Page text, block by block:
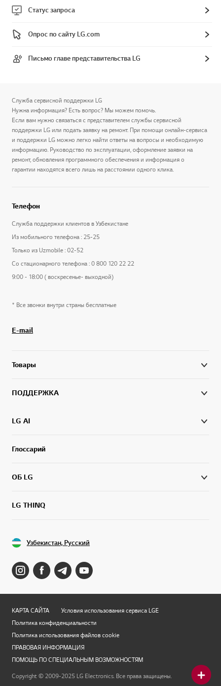
Статус запроса
Опрос по сайту LG.com
Письмо главе представительства LG
Служба сервисной поддержки LG
Нужна информация? Есть вопрос? Мы можем помочь.
Если вам нужно связаться с представителем службы сервисной
поддержки LG или подать заявку на ремонт. При помощи онлайн-сервиса
и поддержки LG можно легко найти ответы на вопросы и необходимую
информацию. Руководство по эксплуатации, оформление заявки на
ремонт, обновления программного обеспечения и информация о
гарантии находятся всего лишь на расстоянии одного клика.
Телефон
Служба поддержки клиентов в Узбекистане
Из мобильного телефона : 25-25
Только из Uzmobile : 02-52
Со стационарного телефона : 0 800 120 22 22
9:00 - 18:00 ( воскресенье- выходной)
* Все звонки внутри страны бесплатные
E-mail
Товары
ПОДДЕРЖКА
LG AI
Глоссарий
ОБ LG
LG THINQ
Узбекистан, Русский
КАРТА САЙТА
Условия использования сервиса LGE
Политика конфиденциальности
Политика использования файлов cookie
ПРАВОВАЯ ИНФОРМАЦИЯ
ПОМОЩЬ ПО СПЕЦИАЛЬНЫМ ВОЗМОЖНОСТЯМ
Copyright © 2009-2025 LG Electronics. Все права защищены.